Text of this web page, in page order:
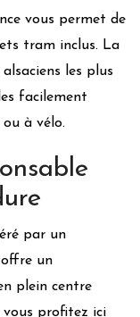
vous permet de
tram inclus. La
les plus
facilement
à vélo.
par un
offre un
plein centre
vous profitez ici